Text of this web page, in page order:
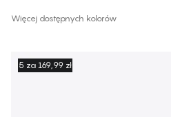
Więcej dostępnych kolorów
5 za 169,99 zł